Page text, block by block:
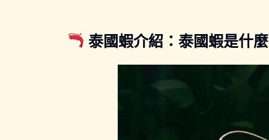
泰國蝦介紹：泰國蝦是什